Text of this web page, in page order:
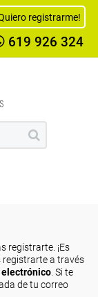
registrarme!
619 926 324
registrarte. ¡Es
registrarte a través
electrónico . Si te
de tu correo